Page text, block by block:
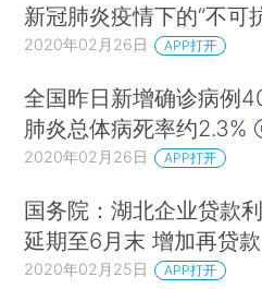
新冠肺炎疫情下的“不可
2020年02月26日 APP打开
全国昨日新增确诊病例
肺炎总体病死率约2.3%
2020年02月26日 APP打开
国务院：湖北企业贷款
延期至6月末 增加再贷款
2020年02月25日 APP打开